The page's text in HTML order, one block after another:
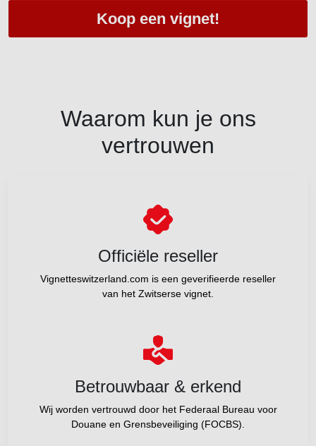
Koop een vignet!
Waarom kun je ons
vertrouwen
Officiële reseller
Vignetteswitzerland.com is een geverifieerde reseller
van het Zwitserse vignet.
Betrouwbaar & erkend
Wij worden vertrouwd door het Federaal Bureau voor
Douane en Grensbeveiliging (FOCBS).